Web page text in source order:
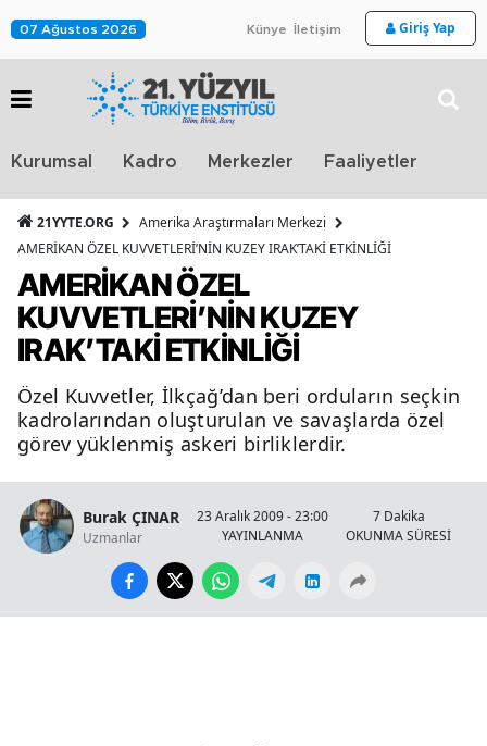
07 Ağustos 2026 Künye İletişim Giriş Yap
Kurumsal Kadro Merkezler Faaliyetler
21YYTE.ORG
Amerika Araştırmaları Merkezi
AMERİKAN ÖZEL KUVVETLERİ’NİN KUZEY IRAK’TAKİ ETKİNLİĞİ
AMERİKAN ÖZEL
KUVVETLERİ’NİN KUZEY
IRAK’TAKİ ETKİNLİĞİ
Özel Kuvvetler, İlkçağ’dan beri orduların seçkin
kadrolarından oluşturulan ve savaşlarda özel
görev yüklenmiş askeri birliklerdir.
Burak ÇINAR
Uzmanlar
23 Aralık 2009 - 23:00
YAYINLANMA
7 Dakika
OKUNMA SÜRESİ